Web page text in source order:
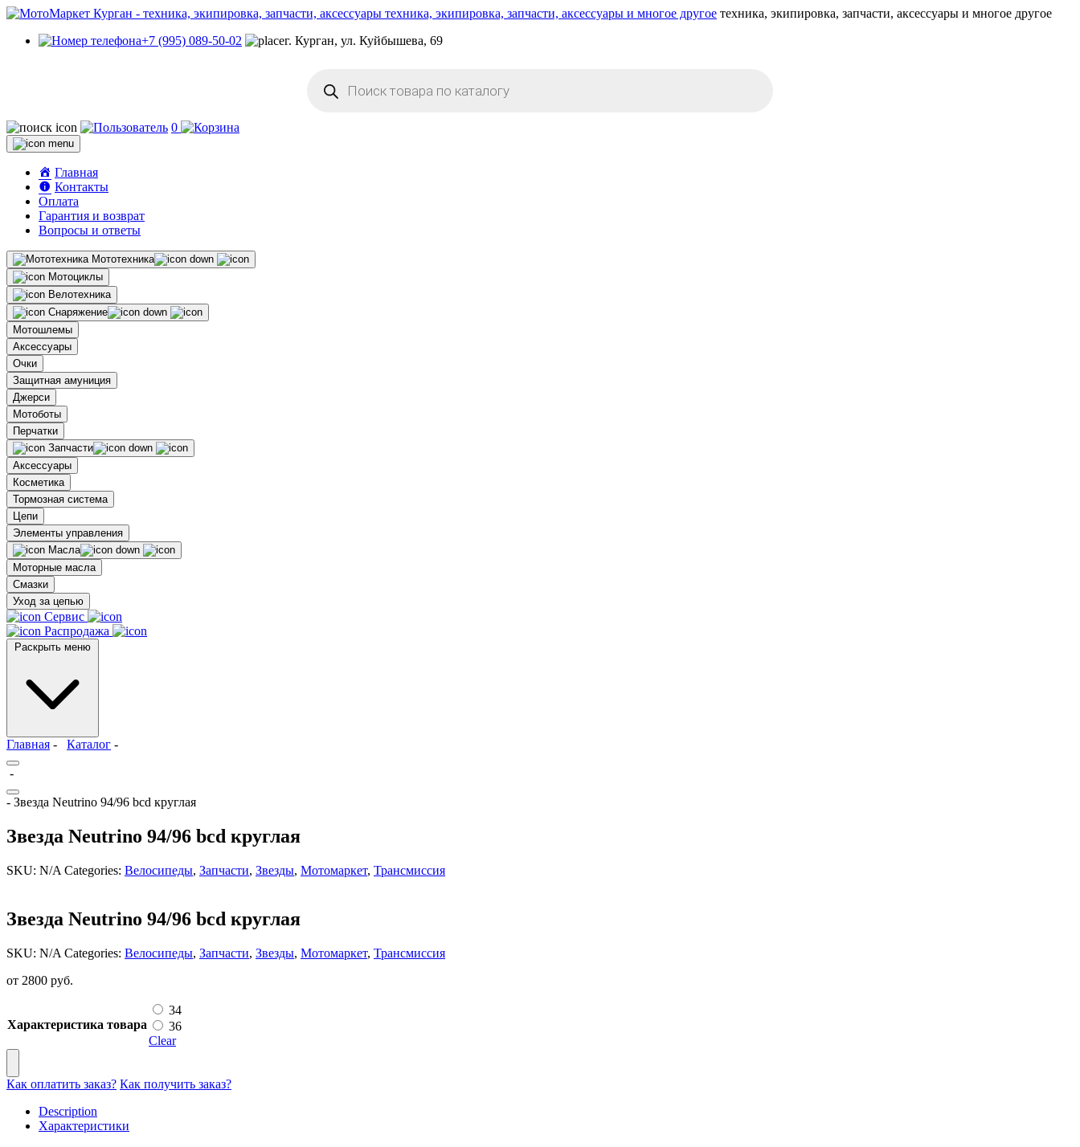
техника, экипировка, запчасти, аксессуары и многое другое
+7 (995) 089-50-02
г. Курган, ул. Куйбышева, 69
товаров
0
Главная
Контакты
Оплата
Гарантия и возврат
Вопросы и ответы
Мототехника
Мотоциклы
Велотехника
Снаряжение
Мотошлемы
Аксессуары
Очки
Защитная амуниция
Джерси
Мотоботы
Перчатки
Запчасти
Аксессуары
Косметика
Тормозная система
Цепи
Элементы управления
Масла
Моторные масла
Смазки
Уход за цепью
Сервис
Распродажа
Главная - Каталог -
-
- Звезда Neutrino 94/96 bcd круглая
Звезда Neutrino 94/96 bcd круглая
SKU: N/A Categories: Велосипеды, Запчасти, Звезды, Мотомаркет, Трансмиссия
Звезда Neutrino 94/96 bcd круглая
SKU: N/A Categories: Велосипеды, Запчасти, Звезды, Мотомаркет, Трансмиссия
от 2800 руб.
Характеристика товара
34
36
Clear
Как оплатить заказ? Как получить заказ?
Description
Характеристики